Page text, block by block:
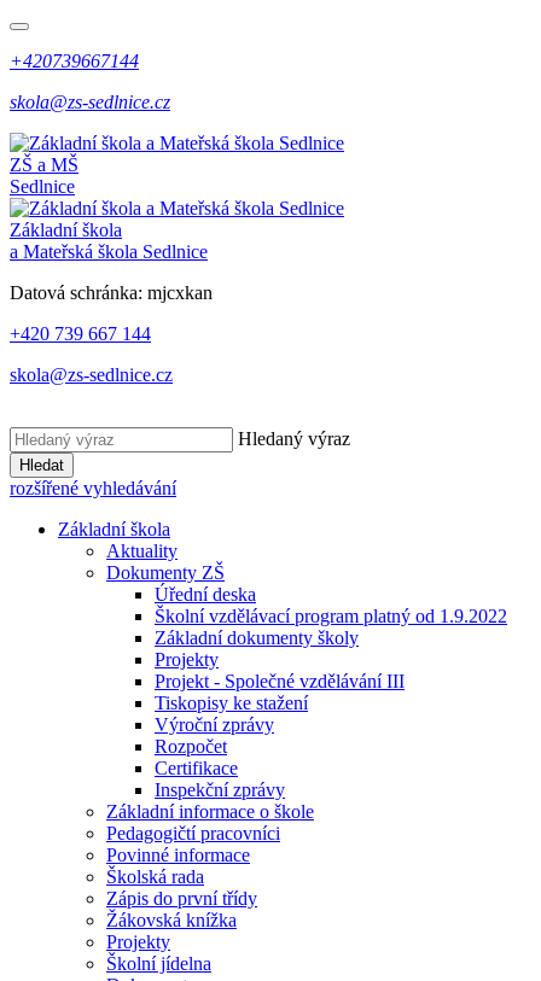
+420739667144
skola@zs-sedlnice.cz
ZŠ a MŠ
Sedlnice
Základní škola
a Mateřská škola Sedlnice
Datová schránka: mjcxkan
+420 739 667 144
skola@zs-sedlnice.cz
Hledaný výraz
Hledat
rozšířené vyhledávání
Základní škola
Aktuality
Dokumenty ZŠ
Úřední deska
Školní vzdělávací program platný od 1.9.2022
Základní dokumenty školy
Projekty
Projekt - Společné vzdělávání III
Tiskopisy ke stažení
Výroční zprávy
Rozpočet
Certifikace
Inspekční zprávy
Základní informace o škole
Pedagogičtí pracovníci
Povinné informace
Školská rada
Zápis do první třídy
Žákovská knížka
Projekty
Školní jídelna